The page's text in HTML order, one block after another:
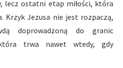
lecz ostatni etap miłości, która
Krzyk Jezusa nie jest rozpaczą,
doprowadzoną do granic
trwa nawet wtedy, gdy